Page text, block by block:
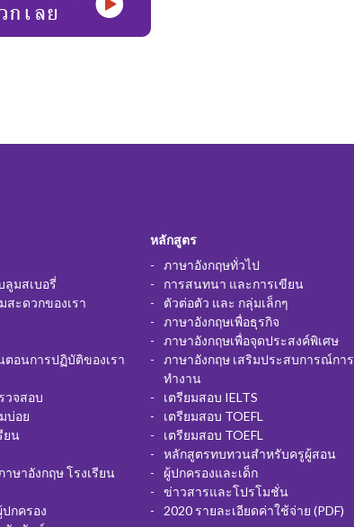
ลูมสเบอรี่
สะดวกของเรา
อนการปฏิบัติของเรา
วจสอบ
บ่อย
ยน
ษาอังกฤษ โรงเรียน
กครอง
หลักสูตร
ภาษาอังกฤษทั่วไป
การสนทนา และการเขียน
ตัวต่อตัว และ กลุ่มเล็กๆ
ภาษาอังกฤษเพื่อธุรกิจ
ภาษาอังกฤษเพื่อจุดประสงค์พิเศษ
ภาษาอังกฤษ เสริมประสบการณ์การ
ทำงาน
เตรียมสอบ IELTS
เตรียมสอบ TOEFL
เตรียมสอบ TOEFL
หลักสูตรทบทวนสำหรับครูผู้สอน
ผู้ปกครองและเด็ก
ข่าวสารและโปรโมชั่น
2020 รายละเอียดค่าใช้จ่าย (PDF)